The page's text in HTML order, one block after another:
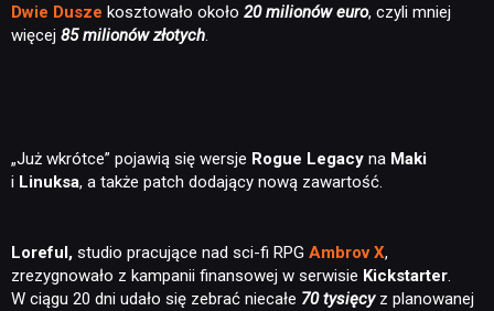
Dwie Dusze kosztowało około 20 milionów euro, czyli mniej
więcej 85 milionów złotych.
„Już wkrótce” pojawią się wersje Rogue Legacy na Maki
i Linuksa, a także patch dodający nową zawartość.
Loreful, studio pracujące nad sci-fi RPG Ambrov X,
zrezygnowało z kampanii finansowej w serwisie Kickstarter.
W ciągu 20 dni udało się zebrać niecałe 70 tysięcyz planowanej